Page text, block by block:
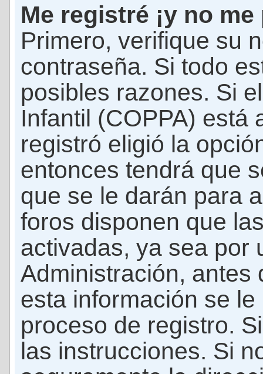
Me registré ¡y no
Primero, verifique su
contraseña. Si todo
posibles razones. Si
Infantil (COPPA) está
registró eligió la
entonces tendrá que
que se le darán para
foros disponen que
activadas, ya sea por
Administración, antes
esta información se
proceso de registro.
las instrucciones. Si